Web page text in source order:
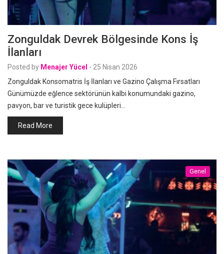
Zonguldak Devrek Bölgesinde Kons İş
İlanları
Posted by Menajer Yücel - 25 Nisan 2026
Zonguldak Konsomatris İş İlanları ve Gazino Çalışma Fırsatları
Günümüzde eğlence sektörünün kalbi konumundaki gazino,
pavyon, bar ve turistik gece kulüpleri…
Read More
Genel